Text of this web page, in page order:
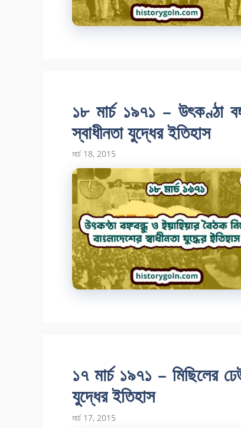
১৮ মার্চ ১৯৭১ – উৎকণ্ঠা
স্বাধীনতা যুদ্ধের ইতিহাস
মার্চ 18, 2015
১৭ মার্চ ১৯৭১ – মিছিলের
যুদ্ধের ইতিহাস
মার্চ 17, 2015